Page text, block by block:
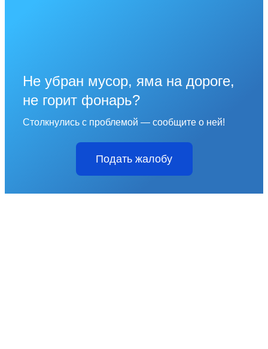
Не убран мусор, яма на дороге,
не горит фонарь?
Столкнулись с проблемой — сообщите о ней!
Подать жалобу